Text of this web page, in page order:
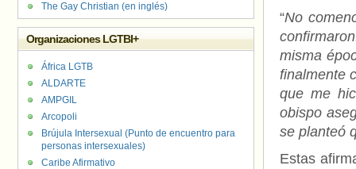
“No
misma
finalmente
que me
obispo
se planteó
Estas
The Gay Christian (en inglés)
Organizaciones LGTBI+
África LGTB
ALDARTE
AMPGIL
Arcopoli
Brújula Intersexual (Punto de encuentro para
personas intersexuales)
Caribe Afirmativo